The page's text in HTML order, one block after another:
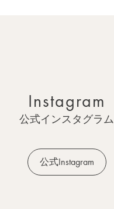
Instagram
公式インスタグラム
公式Instagram